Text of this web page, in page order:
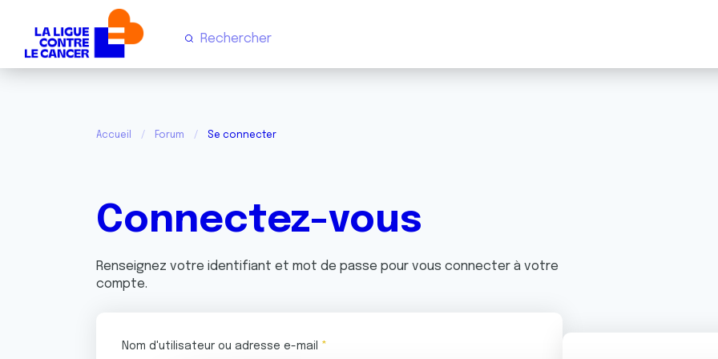
Accueil Forum Se connecter
Connectez-vous
Renseignez votre identifiant et mot de passe pour vous connecter à votre
compte.
Nom d'utilisateur ou adresse e-mail